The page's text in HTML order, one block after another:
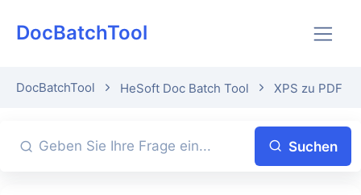
DocBatchTool
DocBatchTool HeSoft Doc Batch Tool XPS zu PDF
Suchen